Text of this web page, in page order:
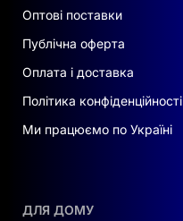
Оптові поставки
Публічна оферта
Оплата і доставка
Політика конфіденційності
Ми працюємо по Україні
ДЛЯ ДОМУ